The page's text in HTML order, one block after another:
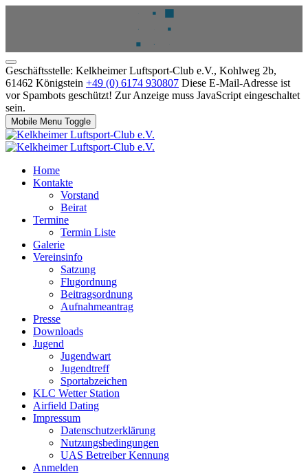
Geschäftsstelle: Kelkheimer Luftsport-Club e.V., Kohlweg 2b,
61462 Königstein +49 (0) 6174 930807 Diese E-Mail-Adresse ist
vor Spambots geschützt! Zur Anzeige muss JavaScript eingeschaltet
sein.
Mobile Menu Toggle
Home
Kontakte
Vorstand
Beirat
Termine
Termin Liste
Galerie
Vereinsinfo
Satzung
Flugordnung
Beitragsordnung
Aufnahmeantrag
Presse
Downloads
Jugend
Jugendwart
Jugendtreff
Sportabzeichen
KLC Wetter Station
Airfield Dating
Impressum
Datenschutzerklärung
Nutzungsbedingungen
UAS Betreiber Kennung
Anmelden